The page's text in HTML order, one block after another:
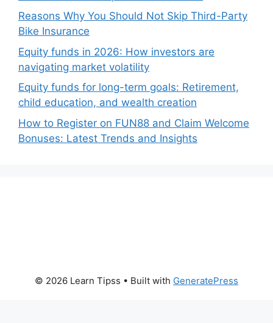
Reasons Why You Should Not Skip Third-Party
Bike Insurance
Equity funds in 2026: How investors are
navigating market volatility
Equity funds for long-term goals: Retirement,
child education, and wealth creation
How to Register on FUN88 and Claim Welcome
Bonuses: Latest Trends and Insights
© 2026 Learn Tipss • Built with GeneratePress